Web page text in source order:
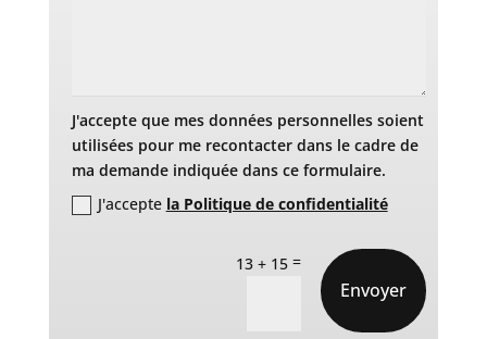
J'accepte que mes données personnelles soient
utilisées pour me recontacter dans le cadre de
ma demande indiquée dans ce formulaire.
J'accepte la Politique de confidentialité
13 + 15 =
Envoyer